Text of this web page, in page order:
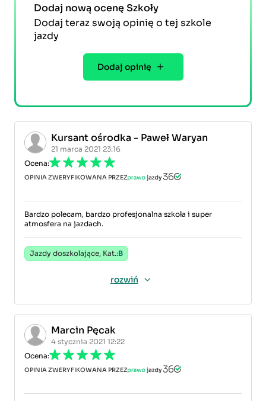
Dodaj nową ocenę Szkoły
Dodaj teraz swoją opinię o tej szkole
jazdy
Dodaj opinię
Kursant ośrodka - Paweł Waryan
21 marca 2021 23:16
Ocena:
OPINIA ZWERYFIKOWANA PRZEZ
Bardzo polecam, bardzo profesjonalna szkoła i super
atmosfera na jazdach.
Jazdy doszkolające, Kat.:B
rozwiń
Marcin Pęcak
4 stycznia 2021 12:22
Ocena:
OPINIA ZWERYFIKOWANA PRZEZ